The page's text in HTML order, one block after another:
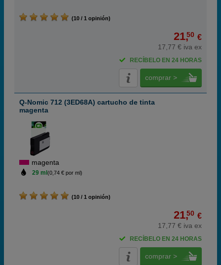
(10 / 1 opinión)
21,50 €
17,77 € iva ex
RECÍBELO EN 24 HORAS
comprar >
Q-Nomic 712 (3ED68A) cartucho de tinta
magenta
magenta
29 ml (0,74 € por ml)
(10 / 1 opinión)
21,50 €
17,77 € iva ex
RECÍBELO EN 24 HORAS
comprar >